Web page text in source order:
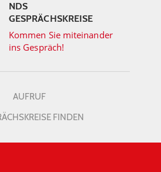
NDS
GESPRÄCHSKREISE
Kommen Sie miteinander
ins Gespräch!
AUFRUF
FINDEN